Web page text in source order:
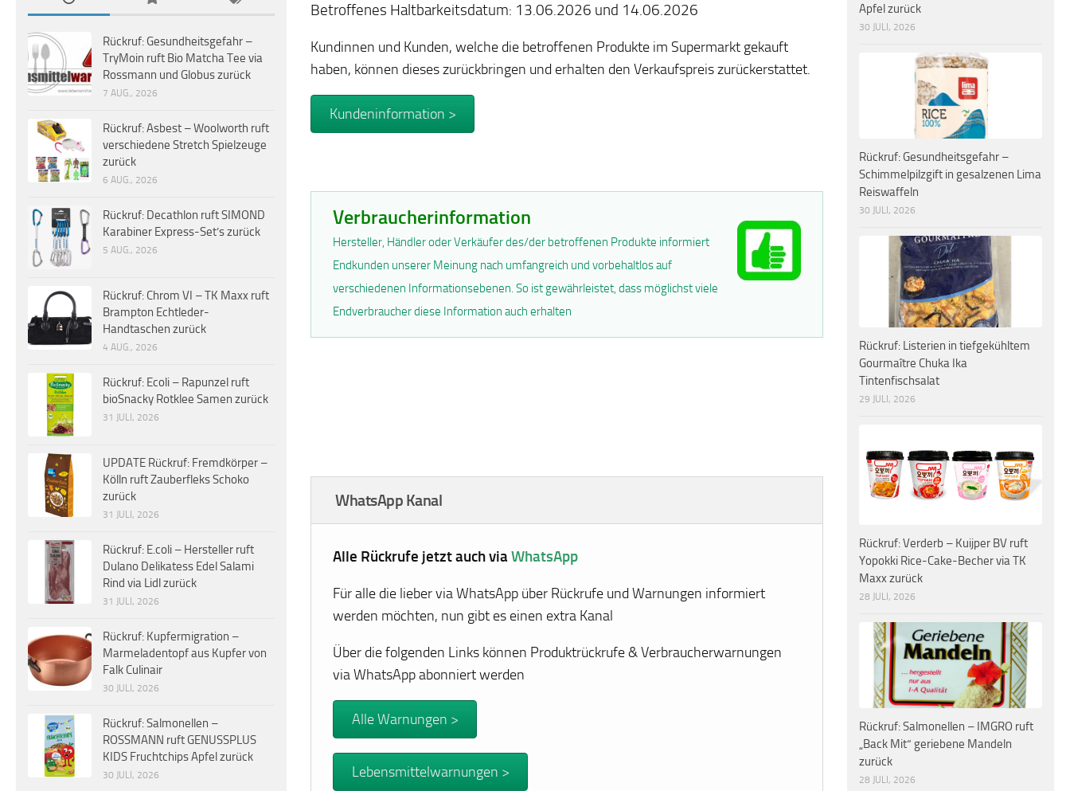
Betroffenes Haltbarkeitsdatum: 13.06.2026 und 14.06.2026
Kundinnen und Kunden, welche die betroffenen Produkte im Supermarkt gekauft
haben, können dieses zurückbringen und erhalten den Verkaufspreis zurückerstattet.
Kundeninformation >
Verbraucherinformation
Hersteller, Händler oder Verkäufer des/der betroffenen Produkte informiert
Endkunden unserer Meinung nach umfangreich und vorbehaltlos auf
verschiedenen Informationsebenen. So ist gewährleistet, dass möglichst viele
Endverbraucher diese Information auch erhalten
WhatsApp Kanal
Alle Rückrufe jetzt auch viaWhatsApp
Für alle die lieber via WhatsApp über Rückrufe und Warnungen informiert
werden möchten, nun gibt es einen extra Kanal
Über die folgenden Links können Produktrückrufe & Verbraucherwarnungen
via WhatsApp abonniert werden
Alle Warnungen >
Lebensmittelwarnungen >
Rückruf: Gesundheitsgefahr –
TryMoin ruft Bio Matcha Tee via
Rossmann und Globus zurück
7 AUG., 2026
Rückruf: Asbest – Woolworth ruft
verschiedene Stretch Spielzeuge
zurück
6 AUG., 2026
Rückruf: Decathlon ruft SIMOND
Karabiner Express-Set’s zurück
5 AUG., 2026
Rückruf: Chrom VI – TK Maxx ruft
Brampton Echtleder-
Handtaschen zurück
4 AUG., 2026
Rückruf: Ecoli – Rapunzel ruft
bioSnacky Rotklee Samen zurück
31 JULI, 2026
UPDATE Rückruf: Fremdkörper –
Kölln ruft Zauberfleks Schoko
zurück
31 JULI, 2026
Rückruf: E.coli – Hersteller ruft
Dulano Delikatess Edel Salami
Rind via Lidl zurück
31 JULI, 2026
Rückruf: Kupfermigration –
Marmeladentopf aus Kupfer von
Falk Culinair
30 JULI, 2026
Rückruf: Salmonellen –
ROSSMANN ruft GENUSSPLUS
KIDS Fruchtchips Apfel zurück
30 JULI, 2026
Apfel zurück
30 JULI, 2026
Rückruf: Gesundheitsgefahr –
Schimmelpilzgift in gesalzenen Lima
Reiswaffeln
30 JULI, 2026
Rückruf: Listerien in tiefgekühltem
Gourmaître Chuka Ika
Tintenfischsalat
29 JULI, 2026
Rückruf: Verderb – Kuijper BV ruft
Yopokki Rice-Cake-Becher via TK
Maxx zurück
28 JULI, 2026
Rückruf: Salmonellen – IMGRO ruft
„Back Mit“ geriebene Mandeln
zurück
28 JULI, 2026